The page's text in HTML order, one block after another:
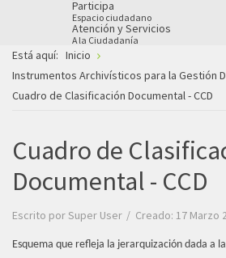
Participa
Espacio ciudadano
Atención y Servicios
A la Ciudadanía
Está aquí: Inicio
Instrumentos Archivísticos para la Gestión
Cuadro de Clasificación Documental - CCD
Cuadro de
Documental - CCD
Escrito porSuper User Creado: 17 Marzo
Esquema que refleja la jerarquización dada a